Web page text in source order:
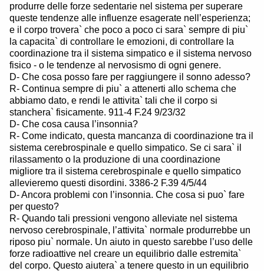
produrre delle forze sedentarie nel sistema per superare
queste tendenze alle influenze esagerate nell’esperienza;
e il corpo trovera` che poco a poco ci sara` sempre di piu`
la capacita` di controllare le emozioni, di controllare la
coordinazione tra il sistema simpatico e il sistema nervoso
fisico - o le tendenze al nervosismo di ogni genere.
D- Che cosa posso fare per raggiungere il sonno adesso?
R- Continua sempre di piu` a attenerti allo schema che
abbiamo dato, e rendi le attivita` tali che il corpo si
stanchera` fisicamente. 911-4 F.24 9/23/32
D- Che cosa causa l’insonnia?
R- Come indicato, questa mancanza di coordinazione tra il
sistema cerebrospinale e quello simpatico. Se ci sara` il
rilassamento o la produzione di una coordinazione
migliore tra il sistema cerebrospinale e quello simpatico
allevieremo questi disordini. 3386-2 F.39 4/5/44
D- Ancora problemi con l’insonnia. Che cosa si puo` fare
per questo?
R- Quando tali pressioni vengono alleviate nel sistema
nervoso cerebrospinale, l’attivita` normale produrrebbe un
riposo piu` normale. Un aiuto in questo sarebbe l’uso delle
forze radioattive nel creare un equilibrio dalle estremita`
del corpo. Questo aiutera` a tenere questo in un equilibrio